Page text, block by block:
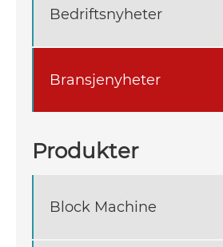
Bedriftsnyheter
Bransjenyheter
Produkter
Block Machine